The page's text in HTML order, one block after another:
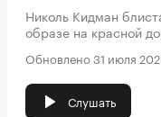
Николь Кидман
образе на красной
Обновлено 31 июля
Слушать